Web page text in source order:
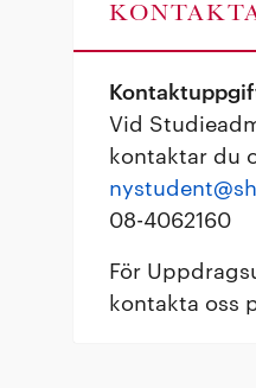
Vid
kontaktar du
08-4062160
För
kontakta oss